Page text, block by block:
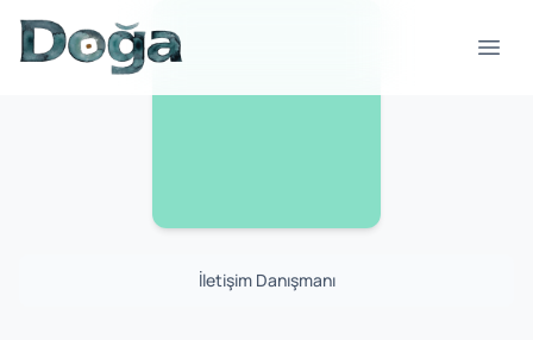
Skip to content
İletişim Danışmanı